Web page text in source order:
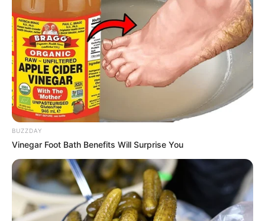
Cənubi Qafqazda kommunikasiyaların
açılması İran üçün hansı nəticələri vəd
edir? —ŞƏRH
77
10:48 / 06 Avqust 2026 CƏMİYYƏT
BUZZDAY
Vinegar Foot Bath Benefits Will Surprise You